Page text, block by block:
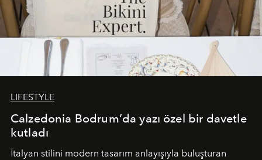
LIFESTYLE
Calzedonia Bodrum’da yazı özel bir davetle
kutladı
İtalyan stilini modern tasarım anlayışıyla buluşturan